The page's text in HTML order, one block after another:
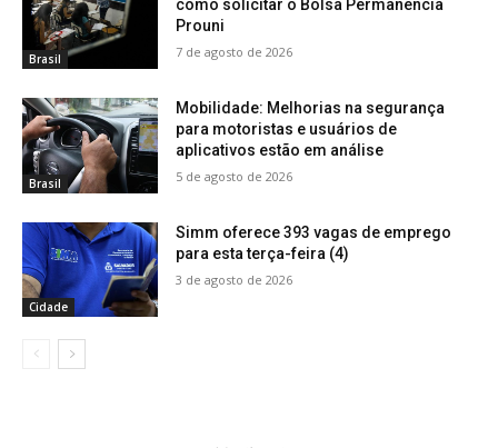
Brasil
como solicitar o Bolsa Permanência
Prouni
7 de agosto de 2026
Brasil
Mobilidade: Melhorias na segurança
para motoristas e usuários de
aplicativos estão em análise
5 de agosto de 2026
Cidade
Simm oferece 393 vagas de emprego
para esta terça-feira (4)
3 de agosto de 2026